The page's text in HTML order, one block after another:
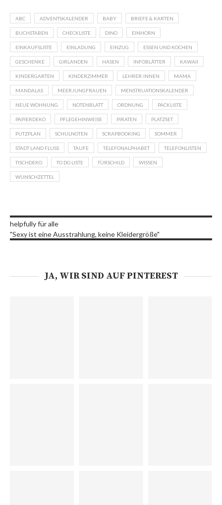
ABC ADVENTSKALENDER BABY BRIEFE & KARTEN
BUCHSTABEN CHECKLISTE DINO EINHORN
EINKAUFSLISTE EINLADUNG EINZUG ESSEN UND KOCHEN
GESCHENKE GIRLANDEN HASEN INFOBLÄTTER KAWAII
KINDERGARTEN KINDERZIMMER LEHRER:INNEN MAMA
MANDALAS MEERJUNGFRAUEN MENSTRUATIONSKALENDER
NEUE WOHNUNG NOTENBLATT ORDNUNG PACKLISTE
PAPIERDEKO PFLEGEHINWEISE PIRATEN PLATZSET
PUTZPLAN SCHULNOTEN SCRAPBOOKING SOMMER
STADT LAND FLUSS TAUFE TELEFONALPHABET TELEFONLISTEN
TISCHDEKO TO DO LISTE TÜRSCHILD WISSEN
WUNSCHZETTEL
helpfully für alle
"Sexy ist eine Ausstrahlung, keine Kleidergröße"
JA, WIR SIND AUF PINTEREST